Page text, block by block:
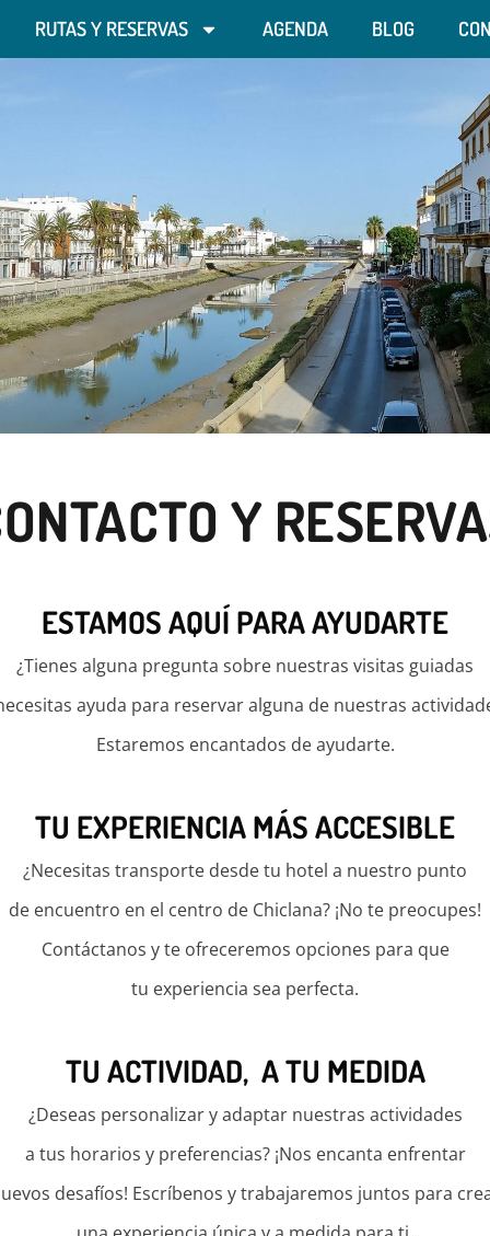
RUTAS Y RESERVAS AGENDA BLOG
Y
ESTAMOS AQUÍ PARA AYUDARTE
¿Tienes alguna pregunta sobre nuestras visitas guiadas
ayuda para reservar alguna de nuestras
Estaremos encantados de ayudarte.
TU EXPERIENCIA MÁS ACCESIBLE
¿Necesitas transporte desde tu hotel a nuestro punto
de encuentro en el centro de Chiclana? ¡No te preocupes!
Contáctanos y te ofreceremos opciones para que
tu experiencia sea perfecta.
TU ACTIVIDAD, A TU MEDIDA
¿Deseas personalizar y adaptar nuestras actividades
a tus horarios y preferencias? ¡Nos encanta enfrentar
desafíos! Escríbenos y trabajaremos juntos para